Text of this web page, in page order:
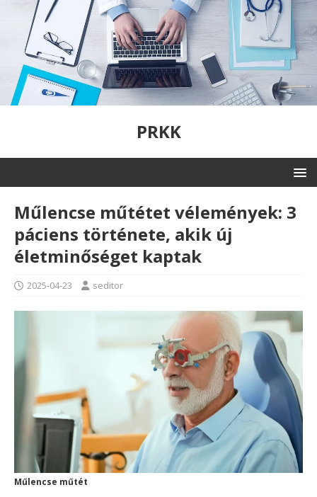
PRKK
Műlencse műtétet vélemények: 3
páciens története, akik új
életminőséget kaptak
2025-04-23 seditor
Műlencse műtét